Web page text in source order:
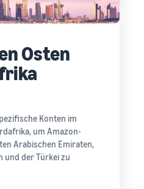
Osten
Konten im
um Amazon-
Arabischen Emiraten,
und der Türkei zu